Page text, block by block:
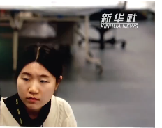
量子 体育
健康 军事
图片
金融
信息化